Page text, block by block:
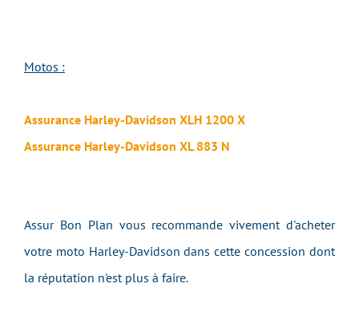
Motos :
Assurance Harley-Davidson XLH 1200 X
Assurance Harley-Davidson XL 883 N
Assur Bon Plan vous recommande vivement d'acheter
votre moto Harley-Davidson dans cette concession dont
la réputation n'est plus à faire.